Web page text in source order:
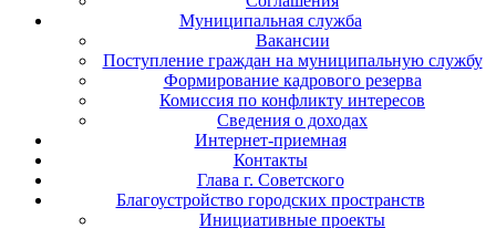
Муниципальная служба
Вакансии
Поступление граждан на муниципальную службу
Формирование кадрового резерва
Комиссия по конфликту интересов
Сведения о доходах
Интернет-приемная
Контакты
Глава г. Советского
Благоустройство городских пространств
Инициативные проекты